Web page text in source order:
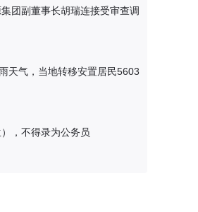
团副董事长胡瑞连接受审查调
天气，当地转移安置居民5603
，不得录为公务员